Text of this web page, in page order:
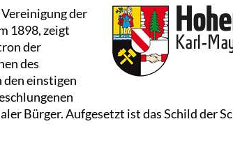
der
1898, zeigt
der
des
den einstigen
Bürger. Aufgesetzt ist das Schild der